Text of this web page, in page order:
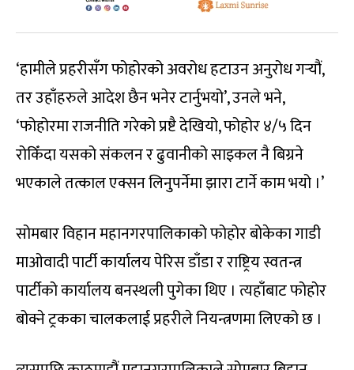
‘हामीले प्रहरीसँग फोहोरको अवरोध हटाउन अनुरोध गर्‍यौं,
तर उहाँहरुले आदेश छैन भनेर टार्नुभयो’, उनले भने,
‘फोहोरमा राजनीति गरेको प्रष्टै देखियो, फोहोर ४/५ दिन
रोकिँदा यसको संकलन र ढुवानीको साइकल नै बिग्रने
भएकाले तत्काल एक्सन लिनुपर्नेमा झारा टार्ने काम भयो ।’
सोमबार विहान महानगरपालिकाको फोहोर बोकेका गाडी
माओवादी पार्टी कार्यालय पेरिस डाँडा र राष्ट्रिय स्वतन्त्र
पार्टीको कार्यालय बनस्थली पुगेका थिए । त्यहाँबाट फोहोर
बोक्ने ट्रकका चालकलाई प्रहरीले नियन्त्रणमा लिएको छ ।